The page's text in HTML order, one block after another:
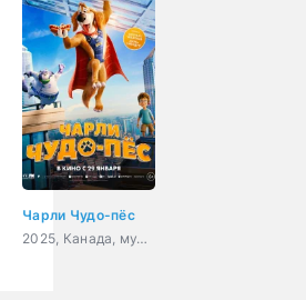
Чарли Чудо-пёс
2025, Канада, мультфильм, комедия, фантастика